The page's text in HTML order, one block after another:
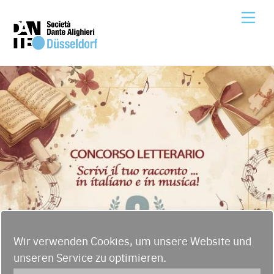
Wir verwenden Cookies, um unsere Website und
unseren Service zu optimieren.
content